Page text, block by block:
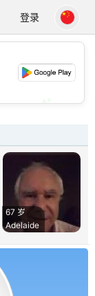
登录
67 岁
Adelaide